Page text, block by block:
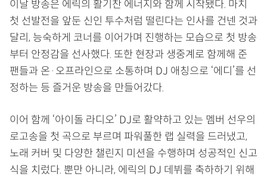
이날 방송은 에릭의 활기찬 에너지와 함께 시작됐다. 마치
첫 선발전을 앞둔 신인 투수처럼 떨린다는 인사를 건넨 것과
달리, 능숙하게 코너를 이어가며 진행하는 모습으로 첫 방송
부터 안정감을 선사했다. 또한 현장과 생중계로 함께해 준
팬들과 온·오프라인으로 소통하며 DJ 애칭으로 ‘에디’를 선
정하는 등 즐거운 방송을 만들어갔다.
이어 함께 ‘아이돌 라디오’ DJ로 활약하고 있는 멤버 선우의
로고송을 첫 곡으로 부르며 파워풀한 랩 실력을 드러냈고,
노래 커버 및 다양한 챌린지 미션을 수행하며 성공적인 신고
식을 치렀다. 뿐만 아니라, 에릭의 DJ 데뷔를 축하하기 위해